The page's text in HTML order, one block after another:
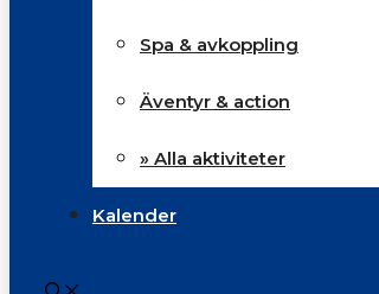
Spa & avkoppling
Äventyr & action
» Alla aktiviteter
Kalender